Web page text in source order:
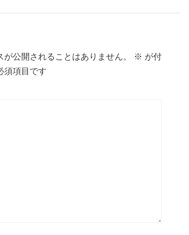
が公開されることはありません。 ※ が付
須項目です